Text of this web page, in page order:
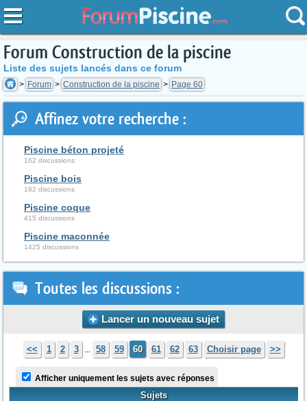
Forum Construction de la piscine
Liste des sujets lancés dans ce forum
Forum Construction de la piscine Page 60
Affinez votre recherche :
Piscine béton projeté
162 discussions
Piscine bois
182 discussions
Piscine coque
415 discussions
Piscine maconnée
1425 discussions
Toutes les discussions :
Lancer un nouveau sujet
<< 1 2 3 ... 58 59 60 61 62 63 Choisir page >>
Afficher uniquement les sujets avec réponses
Sujets